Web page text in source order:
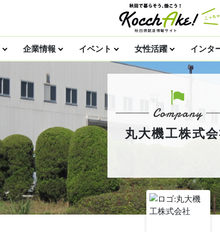
企業情報 イベント 女性活躍 インタ
丸大機工株式